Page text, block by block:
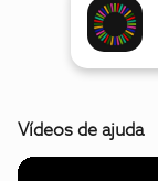
Vídeos de ajuda